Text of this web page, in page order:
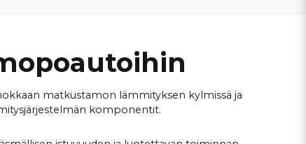
matkustamon lämmityksen kylmissä ja
komponentit.